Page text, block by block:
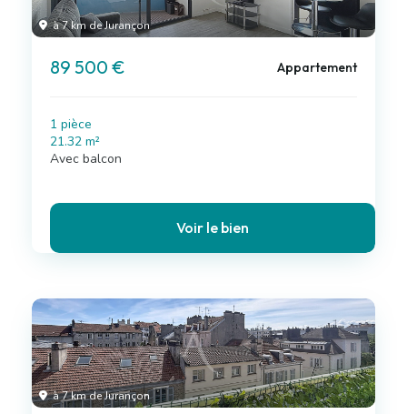
à 7 km de Jurançon
89 500 € Appartement
1 pièce
21.32 m²
Avec balcon
Voir le bien
à 7 km de Jurançon